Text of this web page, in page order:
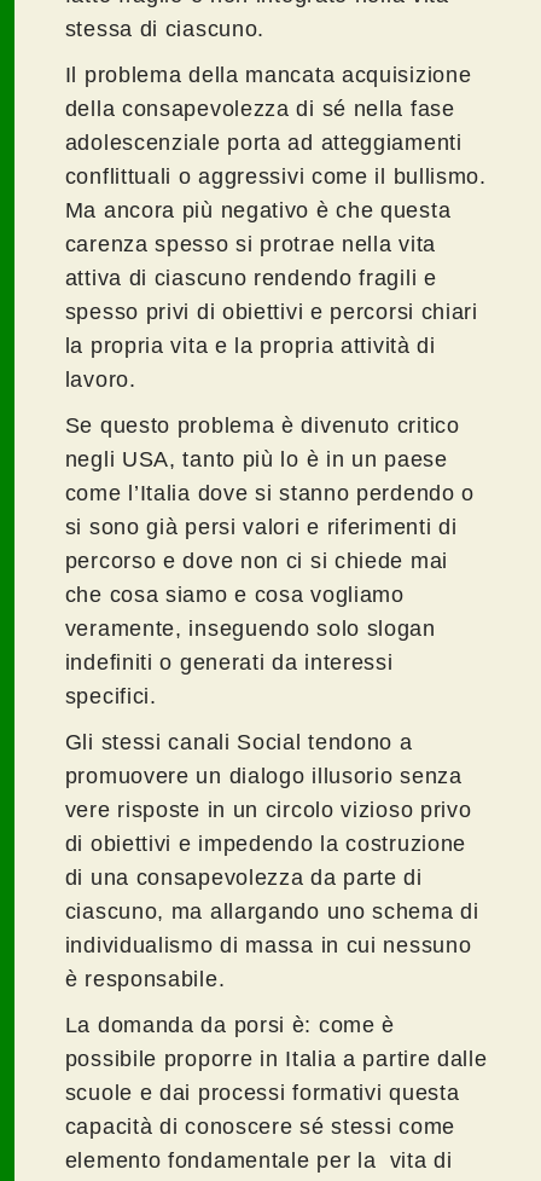
stessa di ciascuno.
Il problema della mancata acquisizione
della consapevolezza di sé nella fase
adolescenziale porta ad atteggiamenti
conflittuali o aggressivi come il bullismo.
Ma ancora più negativo è che questa
carenza spesso si protrae nella vita
attiva di ciascuno rendendo fragili e
spesso privi di obiettivi e percorsi chiari
la propria vita e la propria attività di
lavoro.
Se questo problema è divenuto critico
negli USA, tanto più lo è in un paese
come l’Italia dove si stanno perdendo o
si sono già persi valori e riferimenti di
percorso e dove non ci si chiede mai
che cosa siamo e cosa vogliamo
veramente, inseguendo solo slogan
indefiniti o generati da interessi
specifici.
Gli stessi canali Social tendono a
promuovere un dialogo illusorio senza
vere risposte in un circolo vizioso privo
di obiettivi e impedendo la costruzione
di una consapevolezza da parte di
ciascuno, ma allargando uno schema di
individualismo di massa in cui nessuno
è responsabile.
La domanda da porsi è: come è
possibile proporre in Italia a partire dalle
scuole e dai processi formativi questa
capacità di conoscere sé stessi come
elemento fondamentale per la vita di